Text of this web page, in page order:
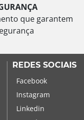
que garantem
REDES SOCIAIS
Facebook
Instagram
Linkedin